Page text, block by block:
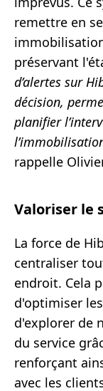
remettre en
préservant
d’alertes sur
décision,
planifier
rappelle
Valoriser le
La force de
centraliser
endroit. Cela
d'optimiser
d'explorer de
du service
renforçant
avec les